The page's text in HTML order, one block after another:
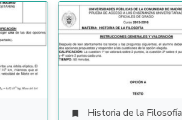
 Historia de la Filosofía